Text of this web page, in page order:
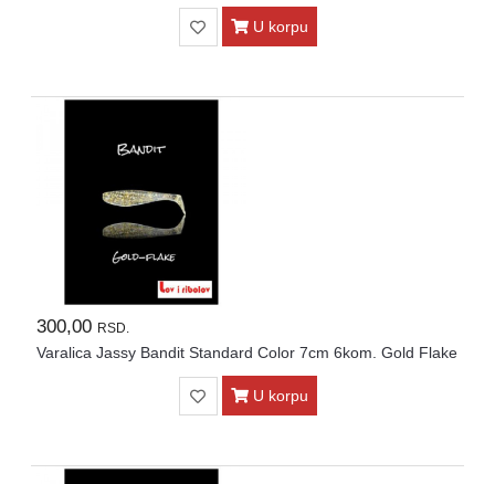
U korpu
300,00 RSD.
Varalica Jassy Bandit Standard Color 7cm 6kom. Gold Flake
U korpu